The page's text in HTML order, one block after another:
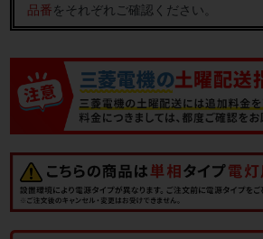
品番をそれぞれご確認ください。